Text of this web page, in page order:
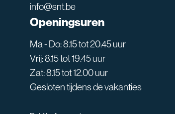
info@snt.be
Openingsuren
Ma - Do: 8.15 tot 20.45 uur
Vrij: 8.15 tot 19.45 uur
Zat: 8.15 tot 12.00 uur
Gesloten tijdens de vakanties